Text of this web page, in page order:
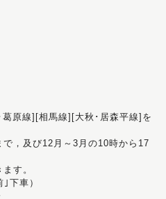
原線][相馬線][大秋･居森平線]を
，及び12月～3月の10時から17
す。
下車）